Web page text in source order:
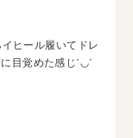
ヒール履いてドレ
目覚めた感じ´◡`